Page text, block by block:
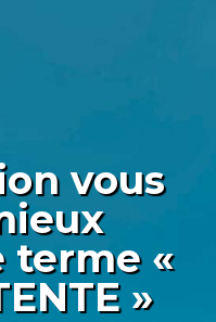
vous
terme «
»